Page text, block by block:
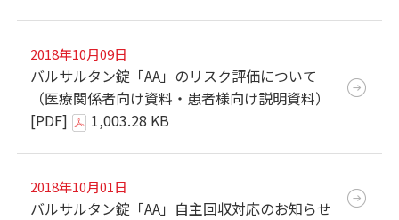
2018年10月09日
バルサルタン錠「AA」のリスク評価について
（医療関係者向け資料・患者様向け説明資料）
[PDF]
1,003.28 KB
2018年10月01日
バルサルタン錠「AA」自主回収対応のお知らせ